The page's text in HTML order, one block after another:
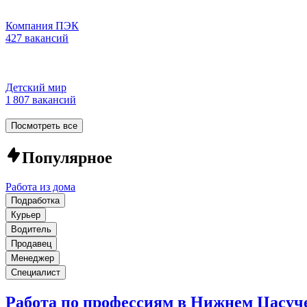
Компания ПЭК
427 вакансий
Детский мир
1 807 вакансий
Посмотреть все
Популярное
Работа из дома
Подработка
Курьер
Водитель
Продавец
Менеджер
Специалист
Работа по профессиям в Нижнем